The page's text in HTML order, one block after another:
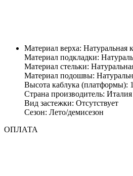
Материал верха: Натуральная
Материал подкладки:
Материал стельки:
Материал подошвы:
Высота каблука (платформы):
Страна производитель: Италия
Вид застежки: Отсутствует
Сезон: Лето/демисезон
ОПЛАТА